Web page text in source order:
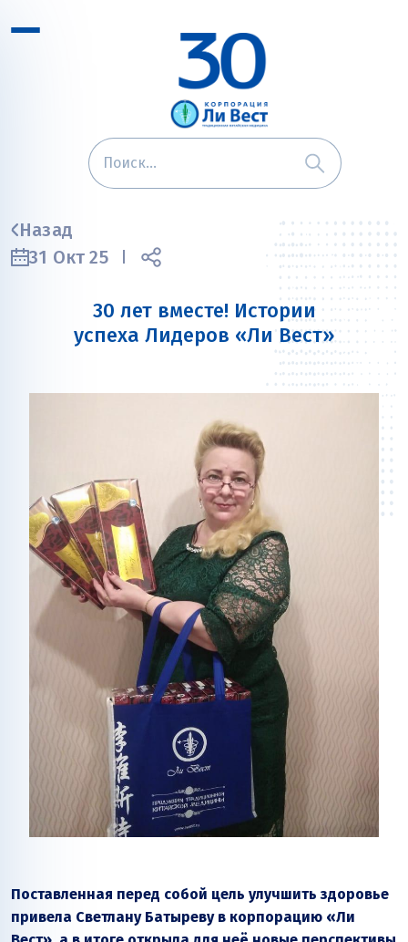
Назад
31 Окт 25
30 лет вместе! Истории
успеха Лидеров «Ли Вест»
Поставленная перед собой цель улучшить здоровье
привела Светлану Батыреву в корпорацию «Ли